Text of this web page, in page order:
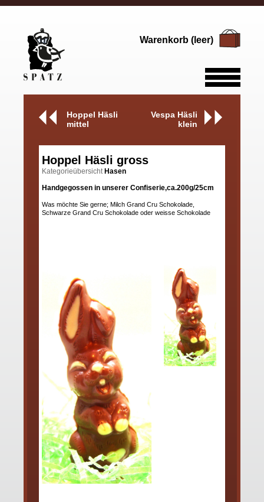
Warenkorb (leer)
Hoppel Häsli
mittel
Vespa Häsli
klein
Hoppel Häsli gross
Kategorieübersicht Hasen
Handgegossen in unserer Confiserie,ca.200g/25cm
Was möchte Sie gerne; Milch Grand Cru Schokolade,
Schwarze Grand Cru Schokolade oder weisse Schokolade